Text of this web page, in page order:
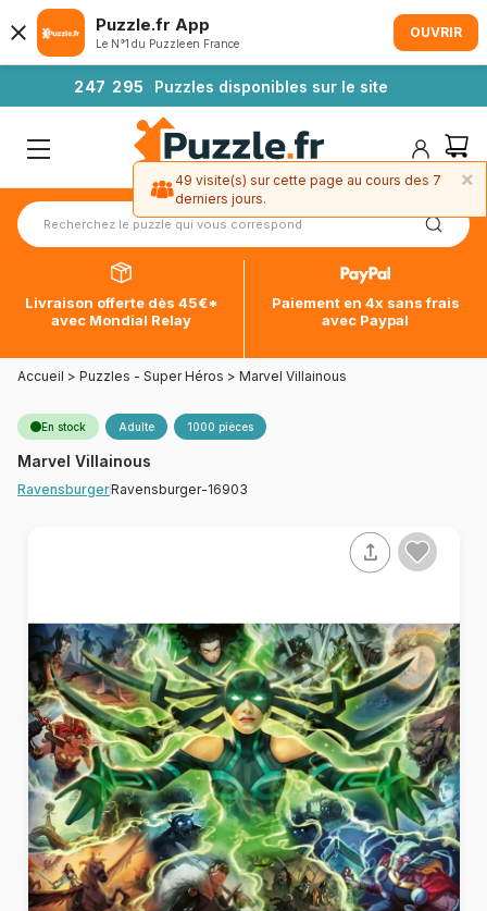
247 295 Puzzles disponibles sur le site
Livraison offerte dès 45€*
avec Mondial Relay
Paiement en 4x sans frais
avec Paypal
Accueil > Puzzles - Super Héros > Marvel Villainous
En stock Adulte 1000 pièces
Marvel Villainous
RavensburgerRavensburger-16903
Puzzle.fr App
Le N°1 du Puzzle en France
OUVRIR
×
49 visite(s) sur cette page au cours des 7
derniers jours.